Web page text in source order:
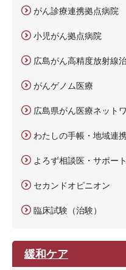
がん診療連携拠点病院
小児がん拠点病院
広島がん高精度放射線
がんゲノム医療
広島県がん医療ネット
わたしの手帳・地域連
よろず相談医・サポー
セカンドオピニオン
臨床試験（治験）
緩和ケア